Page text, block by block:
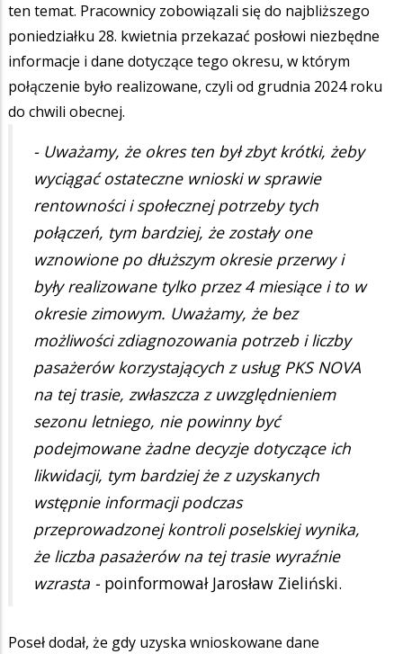
ten temat. Pracownicy zobowiązali się do najbliższego
poniedziałku 28. kwietnia przekazać posłowi niezbędne
informacje i dane dotyczące tego okresu, w którym
połączenie było realizowane, czyli od grudnia 2024 roku
do chwili obecnej.
- Uważamy, że okres ten był zbyt krótki, żeby
wyciągać ostateczne wnioski w sprawie
rentowności i społecznej potrzeby tych
połączeń, tym bardziej, że zostały one
wznowione po dłuższym okresie przerwy i
były realizowane tylko przez 4 miesiące i to w
okresie zimowym. Uważamy, że bez
możliwości zdiagnozowania potrzeb i liczby
pasażerów korzystających z usług PKS NOVA
na tej trasie, zwłaszcza z uwzględnieniem
sezonu letniego, nie powinny być
podejmowane żadne decyzje dotyczące ich
likwidacji, tym bardziej że z uzyskanych
wstępnie informacji podczas
przeprowadzonej kontroli poselskiej wynika,
że liczba pasażerów na tej trasie wyraźnie
wzrasta - poinformował Jarosław Zieliński.
Poseł dodał, że gdy uzyska wnioskowane dane